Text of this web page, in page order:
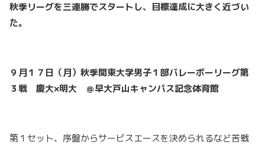
秋季リーグを三連勝でスタートし、目標達成に大きく近づい
た。
９月１７日（月）秋季関東大学男子１部バレーボーリーグ第
３戦 慶大×明大 ＠早大戸山キャンパス記念体育館
第１セット、序盤からサービスエースを決められるなど苦戦